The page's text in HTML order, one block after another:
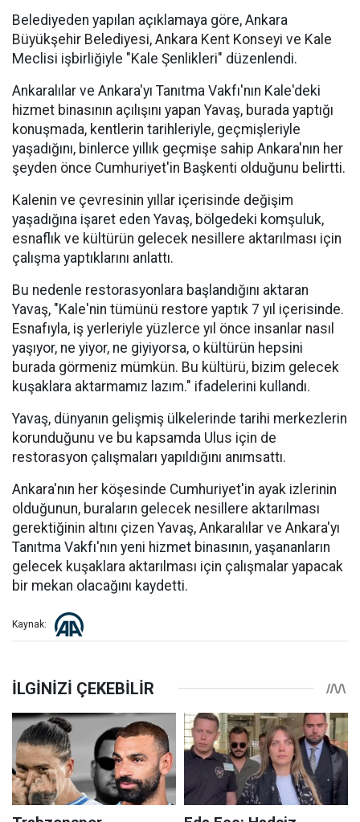
Belediyeden yapılan açıklamaya göre, Ankara
Büyükşehir Belediyesi, Ankara Kent Konseyi ve Kale
Meclisi işbirliğiyle "Kale Şenlikleri" düzenlendi.
Ankaralılar ve Ankara'yı Tanıtma Vakfı'nın Kale'deki
hizmet binasının açılışını yapan Yavaş, burada yaptığı
konuşmada, kentlerin tarihleriyle, geçmişleriyle
yaşadığını, binlerce yıllık geçmişe sahip Ankara'nın her
şeyden önce Cumhuriyet'in Başkenti olduğunu belirtti.
Kalenin ve çevresinin yıllar içerisinde değişim
yaşadığına işaret eden Yavaş, bölgedeki komşuluk,
esnaflık ve kültürün gelecek nesillere aktarılması için
çalışma yaptıklarını anlattı.
Bu nedenle restorasyonlara başlandığını aktaran
Yavaş, "Kale'nin tümünü restore yaptık 7 yıl içerisinde.
Esnafıyla, iş yerleriyle yüzlerce yıl önce insanlar nasıl
yaşıyor, ne yiyor, ne giyiyorsa, o kültürün hepsini
burada görmeniz mümkün. Bu kültürü, bizim gelecek
kuşaklara aktarmamız lazım." ifadelerini kullandı.
Yavaş, dünyanın gelişmiş ülkelerinde tarihi merkezlerin
korunduğunu ve bu kapsamda Ulus için de
restorasyon çalışmaları yapıldığını anımsattı.
Ankara'nın her köşesinde Cumhuriyet'in ayak izlerinin
olduğunun, buraların gelecek nesillere aktarılması
gerektiğinin altını çizen Yavaş, Ankaralılar ve Ankara'yı
Tanıtma Vakfı'nın yeni hizmet binasının, yaşananların
gelecek kuşaklara aktarılması için çalışmalar yapacak
bir mekan olacağını kaydetti.
Kaynak: